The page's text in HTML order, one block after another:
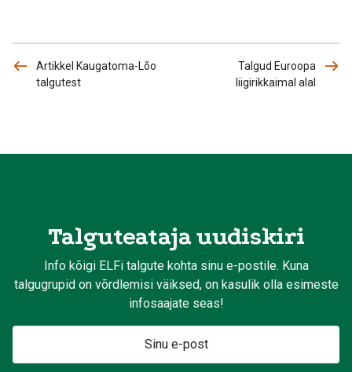
Artikkel Kaugatoma-Lõo
talgutest
Talgud Euroopa
liigirikkaimal alal
Talguteataja uudiskiri
Info kõigi ELFi talgute kohta sinu e-postile. Kuna
talgugrupid on võrdlemisi väiksed, on kasulik olla esimeste
infosaajate seas!